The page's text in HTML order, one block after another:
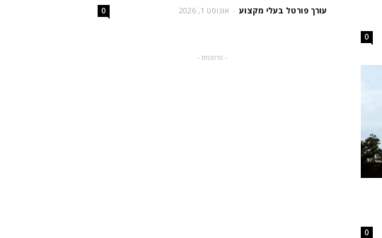
0
0
עורך פורטל בעלי מקצוע - אוגוסט 1, 2026 0
- פרסומת -